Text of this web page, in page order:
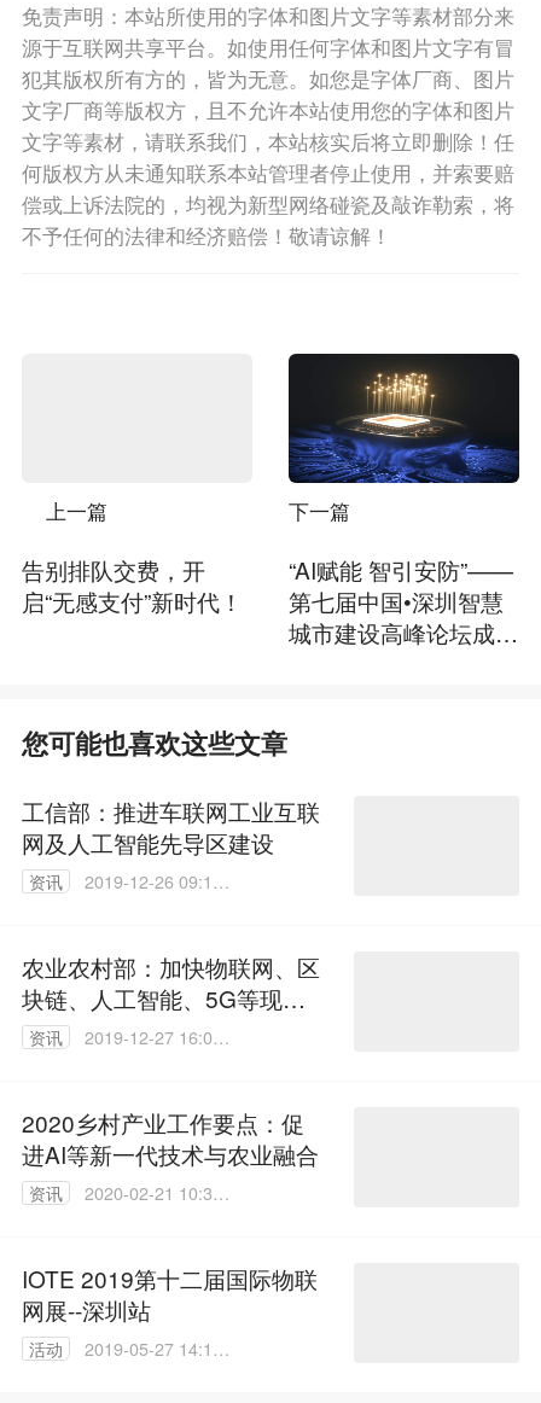
免责声明：本站所使用的字体和图片文字等素材部分来
源于互联网共享平台。如使用任何字体和图片文字有冒
犯其版权所有方的，皆为无意。如您是字体厂商、图片
文字厂商等版权方，且不允许本站使用您的字体和图片
文字等素材，请联系我们，本站核实后将立即删除！任
何版权方从未通知联系本站管理者停止使用，并索要赔
偿或上诉法院的，均视为新型网络碰瓷及敲诈勒索，将
不予任何的法律和经济赔偿！敬请谅解！
上一篇
告别排队交费，开
启“无感支付”新时代！
下一篇
“AI赋能 智引安防”——
第七届中国•深圳智慧
城市建设高峰论坛成功
您可能也喜欢这些文章
工信部：推进车联网工业互联
网及人工智能先导区建设
资讯
2019-12-26 09:10:
农业农村部：加快物联网、区
块链、人工智能、5G等现代
信息技术运用
资讯
2019-12-27 16:07:
2020乡村产业工作要点：促
进AI等新一代技术与农业融合
资讯
2020-02-21 10:32:
IOTE 2019第十二届国际物联
网展--深圳站
活动
2019-05-27 14:13: